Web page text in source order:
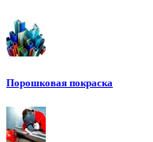
Порошковая покраска